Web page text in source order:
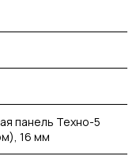
панель Техно-5
16 мм